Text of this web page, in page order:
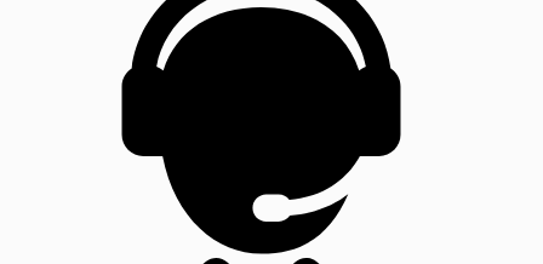
hasta
33,00€